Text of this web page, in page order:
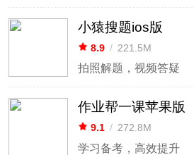
小猿搜题ios版
8.9 / 221.5M
拍照解题，视频答疑
作业帮一课苹果版
9.1 / 272.8M
学习备考，高效提升